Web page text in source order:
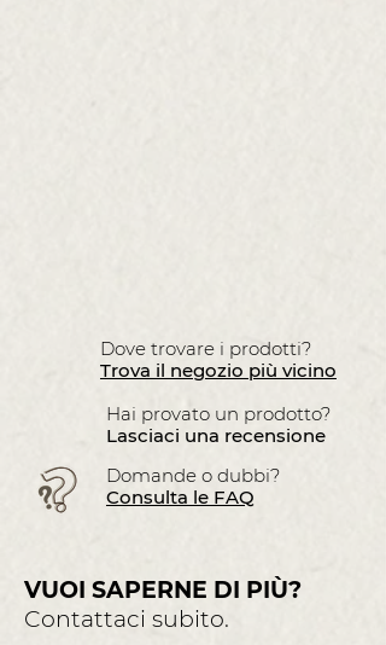
Dove trovare i prodotti?
Trova il negozio più vicino
Hai provato un prodotto?
Lasciaci una recensione
Domande o dubbi?
Consulta le FAQ
VUOI SAPERNE DI PIÙ?
Contattaci subito.